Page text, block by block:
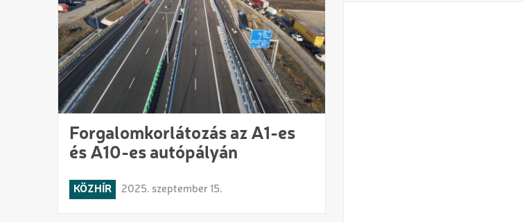
Forgalomkorlátozás az A1-es
és A10-es autópályán
KÖZHÍR 2025. szeptember 15.